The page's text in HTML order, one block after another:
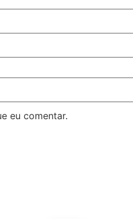
eu comentar.